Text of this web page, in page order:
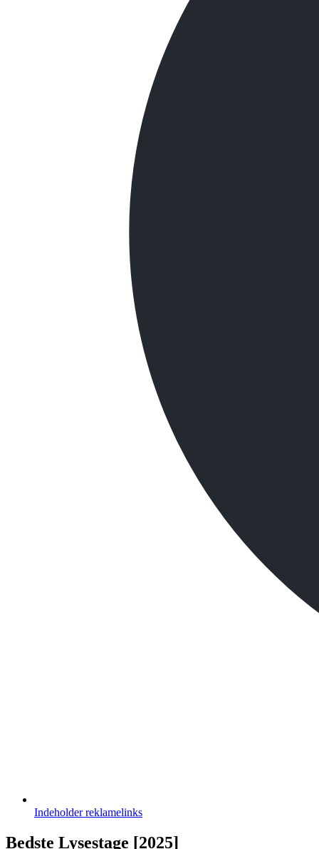
Indeholderreklamelinks
Bedste Lysestage [2025]